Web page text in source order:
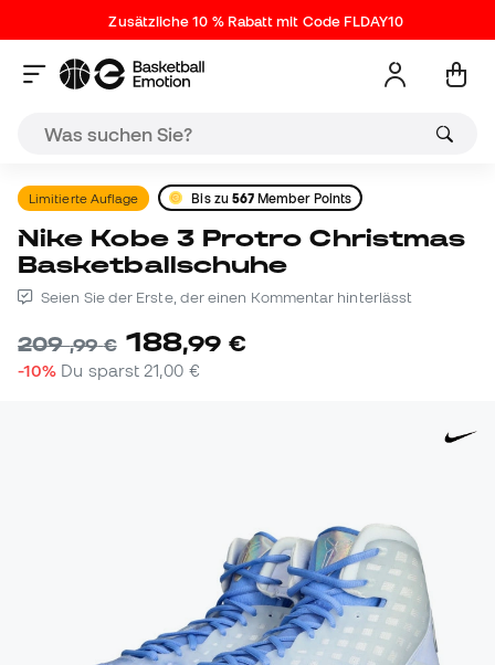
Zusätzliche 10 % Rabatt mit Code FLDAY10
Limitierte Auflage Bis zu 567 Member Points
Nike Kobe 3 Protro Christmas
Basketballschuhe
Seien Sie der Erste, der einen Kommentar hinterlässt
209,99 € 188,99 €
-10% Du sparst 21,00 €